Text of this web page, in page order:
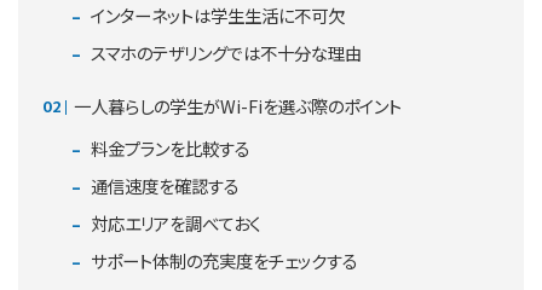
インターネットは学生生活に不可欠
スマホのテザリングでは不十分な理由
一人暮らしの学生がWi-Fiを選ぶ際のポイント
料金プランを比較する
通信速度を確認する
対応エリアを調べておく
サポート体制の充実度をチェックする